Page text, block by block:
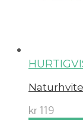
kr 119